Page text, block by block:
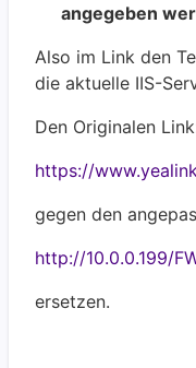
angegeben
Also im Link den
die aktuelle IIS-
Den Originalen
https://
gegen den
http://10.0.0.199/
ersetzen.